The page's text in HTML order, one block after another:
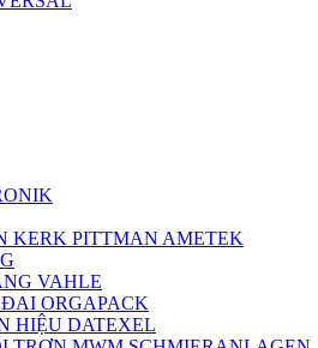
KERK PITTMAN AMETEK
VAHLE
ORGAPACK
HIỆU DATEXEL